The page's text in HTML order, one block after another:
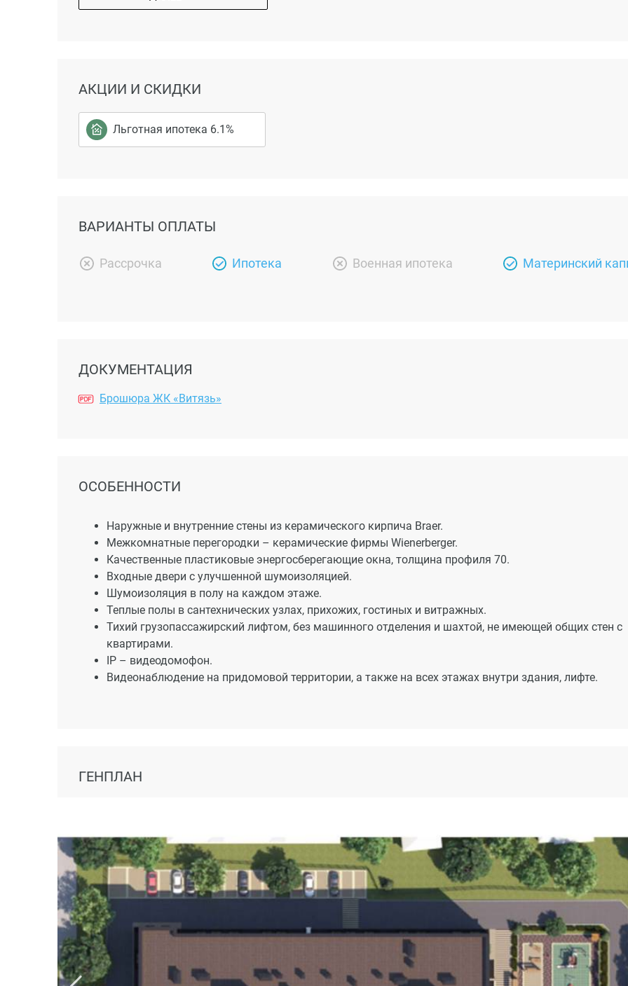
АКЦИИ И СКИДКИ
Льготная ипотека 6.1%
ВАРИАНТЫ ОПЛАТЫ
Рассрочка Ипотека Военная ипотека Материнский
ДОКУМЕНТАЦИЯ
Брошюра ЖК «Витязь»
ОСОБЕННОСТИ
Наружные и внутренние стены из керамического кирпича Braer.
Межкомнатные перегородки – керамические фирмы Wienerberger.
Качественные пластиковые энергосберегающие окна, толщина профиля 70.
Входные двери с улучшенной шумоизоляцией.
Шумоизоляция в полу на каждом этаже.
Теплые полы в сантехнических узлах, прихожих, гостиных и витражных.
Тихий грузопассажирский лифтом, без машинного отделения и шахтой, не имеющей общих стен с
квартирами.
IP – видеодомофон.
Видеонаблюдение на придомовой территории, а также на всех этажах внутри здания, лифте.
ГЕНПЛАН